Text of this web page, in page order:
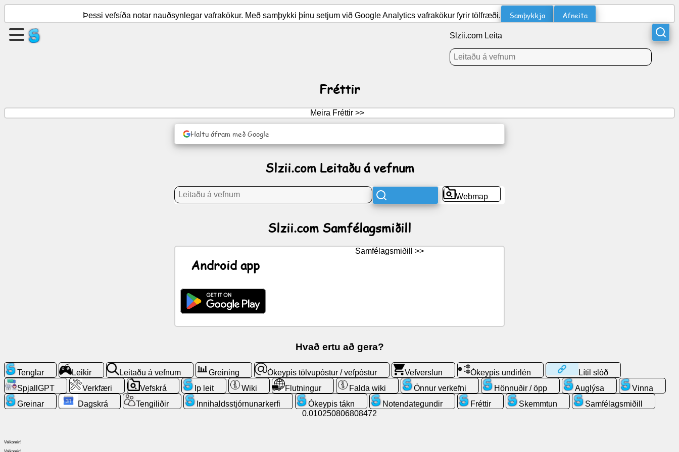
Búðu
hóp
Tengiliðir
Leikir
Þessi vefsíða notar nauðsynlegar vafrakökur. Með samþykki þínu setjum við Google Analytics vafrakökur fyrir tölfræði. Samþykkja Afneita
Slzii.com Leita
Fréttir
Meira Fréttir >>
Haltu áfram með Google
Slzii.com Leitaðu á vefnum
Webmap
Slzii.com Samfélagsmiðill
Android app
Samfélagsmiðill >>
Hvað ertu að gera?
Tenglar Leikir Leitaðu á vefnum Greining Ókeypis tölvupóstur / vefpóstur Vefverslun Ókeypis undirlén
Lítil slóð
SpjallGPT
Verkfæri Vefskrá Ip leit Wiki Flutningur Falda wiki Önnur verkefni Hönnuðir / öpp Auglýsa
Vinna
Greinar
Dagskrá Tengiliðir Innihaldsstjórnunarkerfi Ókeypis tákn Notendategundir Fréttir Skemmtun
Samfélagsmiðill
0.010250806808472
Velkomin!
Velkomin!